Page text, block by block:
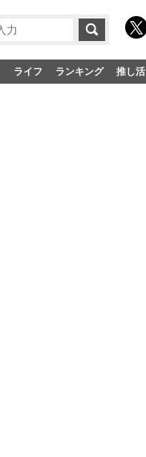
ライフ ランキング 推し活